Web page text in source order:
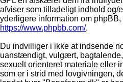
afviser som tilladeligt indhold
yderligere information om phpBB,
https://www.phpbb.com/.
Du indvilliger i ikke at indsende
uanstændigt, vulgært,
sexuelt orienteret materiale eller
som er i strid med lovgivningen,